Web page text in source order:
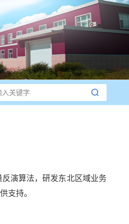
演算法，研发东北区域业务
支持。